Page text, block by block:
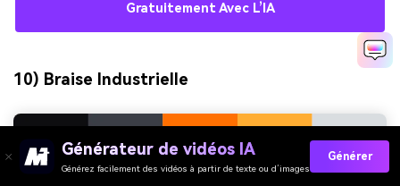
Gratuitement Avec L’IA
10) Braise Industrielle
Générateur de vidéos IA
Générez facilement des vidéos à partir de texte ou d’images
Générer